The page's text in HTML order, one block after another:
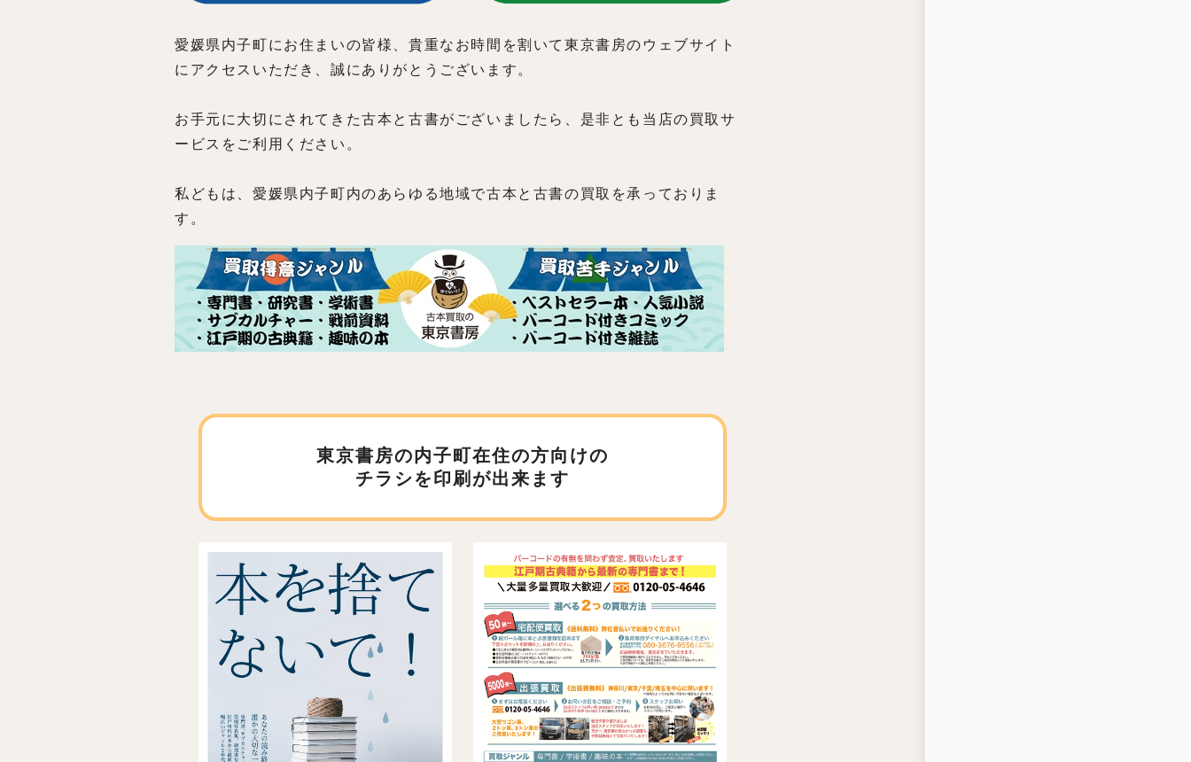
愛媛県内子町にお住まいの皆様、貴重なお時間を割いて東京書房のウェブサイト
にアクセスいただき、誠にありがとうございます。
お手元に大切にされてきた古本と古書がございましたら、是非とも当店の買取サ
ービスをご利用ください。
私どもは、愛媛県内子町内のあらゆる地域で古本と古書の買取を承っておりま
す。
東京書房の内子町在住の方向けの
チラシを印刷が出来ます